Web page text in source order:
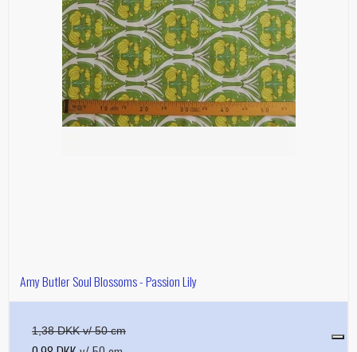
Amy Butler Soul Blossoms - Passion Lily
1,38 DKK v/ 50 cm